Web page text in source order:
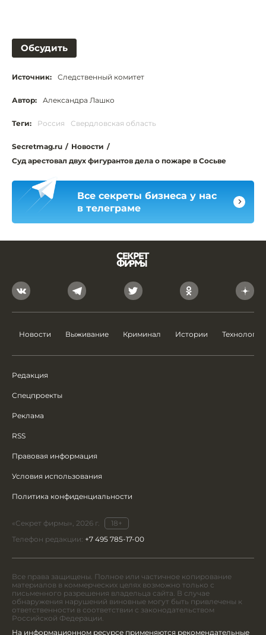
Обсудить
Источник: Следственный комитет
Автор: Александра Лашко
Теги: Россия Свердловская область
Secretmag.ru / Новости /
Суд арестовал двух фигурантов дела о пожаре в Сосьве
Все секреты бизнеса у нас
в телеграме
Новости Выживание Криминал Истории Технологии
Редакция
Спецпроекты
Реклама
RSS
Правовая информация
Условия использования
Политика конфиденциальности
«Секрет фирмы», 2026 г.
18+
Телефон редакции: +7 495 785-17-00
Все права защищены. Полное или частичное копирование
материалов в коммерческих целях возможно только с
письменного разрешения владельца сайта. В случае
обнаружения нарушений виновные могут быть привлечены к
ответственности в соответствии с законодательством
Российской Федерации.
На информационном ресурсе применяются рекомендательные